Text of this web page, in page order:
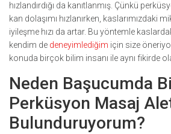
hızlandırdığı da kanıtlanmış. Çünkü
kan dolaşımı hızlanırken, kaslarımızdaki
iyileşme hızı da artar. Bu yöntemle
kendim de deneyimlediğim için size
konuda birçok bilim insanı ile aynı fikirde
Neden Başucumda
Perküsyon Masaj
Bulunduruyorum?